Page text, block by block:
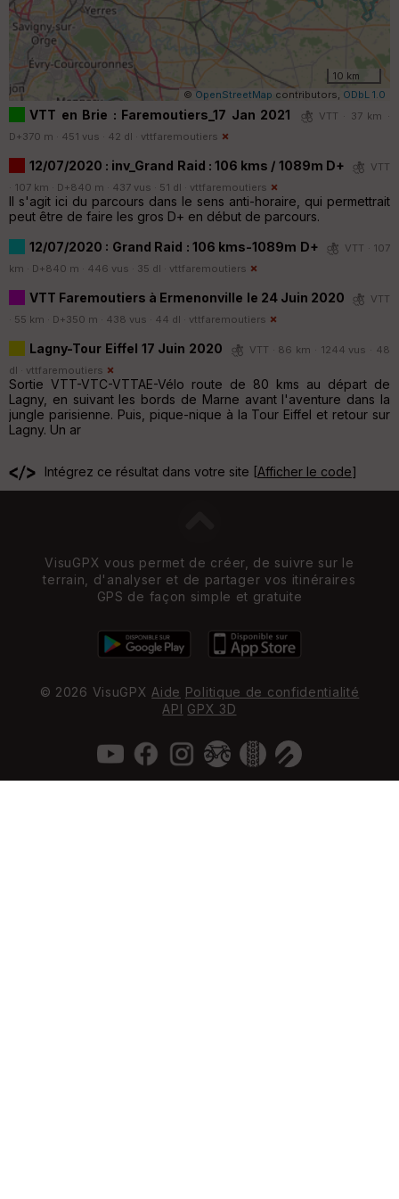
10 km
© OpenStreetMap contributors, ODbL 1.0
VTT en Brie : Faremoutiers_17 Jan 2021
VTT · 37 km ·
D+370 m · 451 vus · 42 dl · vttfaremoutiers
12/07/2020 : inv_Grand Raid : 106 kms / 1089m D+
VTT
· 107 km · D+840 m · 437 vus · 51 dl · vttfaremoutiers
Il s'agit ici du parcours dans le sens anti-horaire, qui permettrait
peut être de faire les gros D+ en début de parcours.
12/07/2020 : Grand Raid : 106 kms-1089m D+
VTT · 107
km · D+840 m · 446 vus · 35 dl · vttfaremoutiers
VTT Faremoutiers à Ermenonville le 24 Juin 2020
VTT
· 55 km · D+350 m · 438 vus · 44 dl · vttfaremoutiers
Lagny-Tour Eiffel 17 Juin 2020
VTT · 86 km · 1244 vus · 48
dl · vttfaremoutiers
Sortie VTT-VTC-VTTAE-Vélo route de 80 kms au départ de
Lagny, en suivant les bords de Marne avant l'aventure dans la
jungle parisienne. Puis, pique-nique à la Tour Eiffel et retour sur
Lagny. Un ar
Intégrez ce résultat dans votre site [Afficher le code]
VisuGPX vous permet de créer, de suivre sur le
terrain, d'analyser et de partager vos itinéraires
GPS de façon simple et gratuite
© 2026 VisuGPX Aide Politique de confidentialité
API GPX 3D